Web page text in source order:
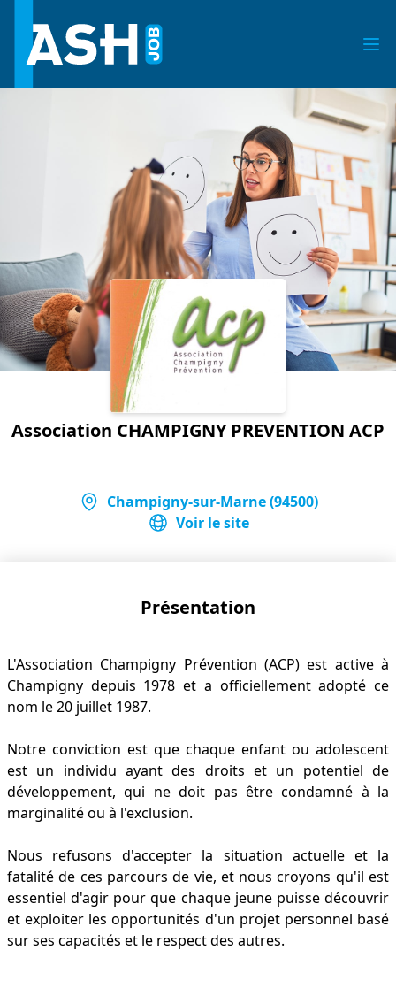
Association CHAMPIGNY PREVENTION ACP
Champigny-sur-Marne (94500)
Voir le site
Présentation
L'Association Champigny Prévention (ACP) est active à
Champigny depuis 1978 et a officiellement adopté ce
nom le 20 juillet 1987.
Notre conviction est que chaque enfant ou adolescent
est un individu ayant des droits et un potentiel de
développement, qui ne doit pas être condamné à la
marginalité ou à l'exclusion.
Nous refusons d'accepter la situation actuelle et la
fatalité de ces parcours de vie, et nous croyons qu'il est
essentiel d'agir pour que chaque jeune puisse découvrir
et exploiter les opportunités d'un projet personnel basé
sur ses capacités et le respect des autres.